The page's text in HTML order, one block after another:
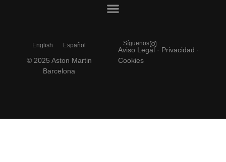
English Español
© 2025 Aston Martin
Barcelona
Síguenos
Aviso Legal· Privacidad ·
Cookies